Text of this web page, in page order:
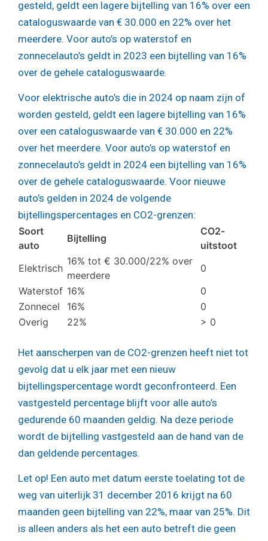
gesteld, geldt een lagere bijtelling van 16% over een
cataloguswaarde van € 30.000 en 22% over het
meerdere. Voor auto’s op waterstof en
zonnecelauto’s geldt in 2023 een bijtelling van 16%
over de gehele cataloguswaarde.
Voor elektrische auto’s die in 2024 op naam zijn of
worden gesteld, geldt een lagere bijtelling van 16%
over een cataloguswaarde van € 30.000 en 22%
over het meerdere. Voor auto’s op waterstof en
zonnecelauto’s geldt in 2024 een bijtelling van 16%
over de gehele cataloguswaarde. Voor nieuwe
auto’s gelden in 2024 de volgende
bijtellingspercentages en CO2-grenzen:
Soort
auto
Bijtelling
CO2-
uitstoot
Elektrisch
16% tot € 30.000/22% over
meerdere
0
Waterstof 16%
0
Zonnecel
16%
0
Overig
22% > 0
Het aanscherpen van de CO2-grenzen heeft niet tot
gevolg dat u elk jaar met een nieuw
bijtellingspercentage wordt geconfronteerd. Een
vastgesteld percentage blijft voor alle auto’s
gedurende 60 maanden geldig. Na deze periode
wordt de bijtelling vastgesteld aan de hand van de
dan geldende percentages.
Let op! Een auto met datum eerste toelating tot de
weg van uiterlijk 31 december 2016 krijgt na 60
maanden geen bijtelling van 22%, maar van 25%. Dit
is alleen anders als het een auto betreft die geen